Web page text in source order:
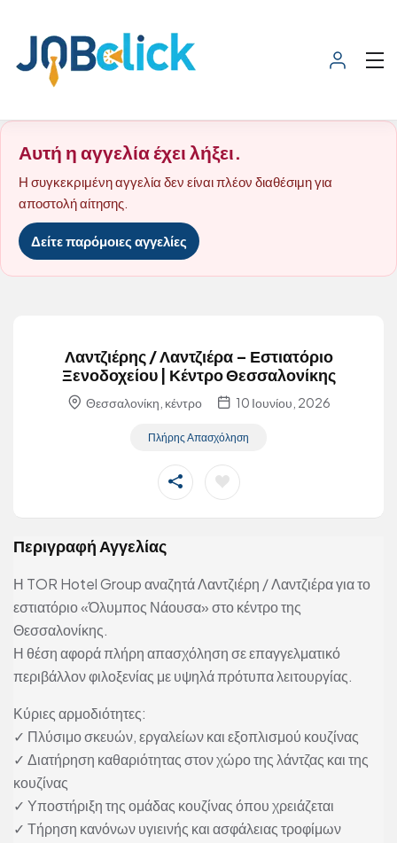
Αυτή η αγγελία έχει λήξει.
Η συγκεκριμένη αγγελία δεν είναι πλέον διαθέσιμη για
αποστολή αίτησης.
Δείτε παρόμοιες αγγελίες
Λαντζιέρης / Λαντζιέρα – Εστιατόριο
Ξενοδοχείου | Κέντρο Θεσσαλονίκης
Θεσσαλονίκη, κέντρο 10 Ιουνίου, 2026
Πλήρης Απασχόληση
Περιγραφή Αγγελίας
Η TOR Hotel Group αναζητά Λαντζιέρη / Λαντζιέρα για το
εστιατόριο «Όλυμπος Νάουσα» στο κέντρο της
Θεσσαλονίκης.
Η θέση αφορά πλήρη απασχόληση σε επαγγελματικό
περιβάλλον φιλοξενίας με υψηλά πρότυπα λειτουργίας.
Κύριες αρμοδιότητες:
✓ Πλύσιμο σκευών, εργαλείων και εξοπλισμού κουζίνας
✓ Διατήρηση καθαριότητας στον χώρο της λάντζας και της
κουζίνας
✓ Υποστήριξη της ομάδας κουζίνας όπου χρειάζεται
✓ Τήρηση κανόνων υγιεινής και ασφάλειας τροφίμων